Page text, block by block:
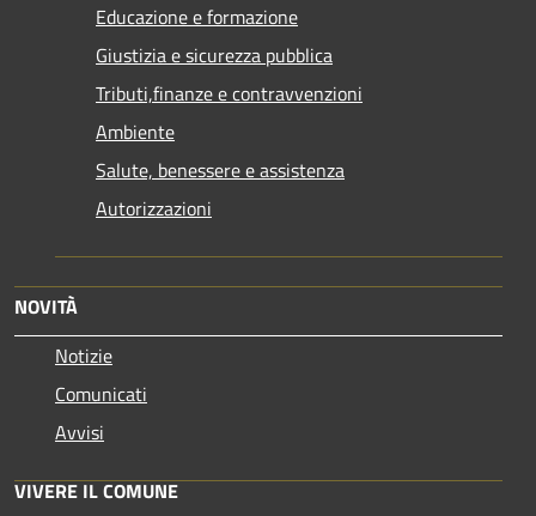
Educazione e formazione
Giustizia e sicurezza pubblica
Tributi,finanze e contravvenzioni
Ambiente
Salute, benessere e assistenza
Autorizzazioni
NOVITÀ
Notizie
Comunicati
Avvisi
VIVERE IL COMUNE